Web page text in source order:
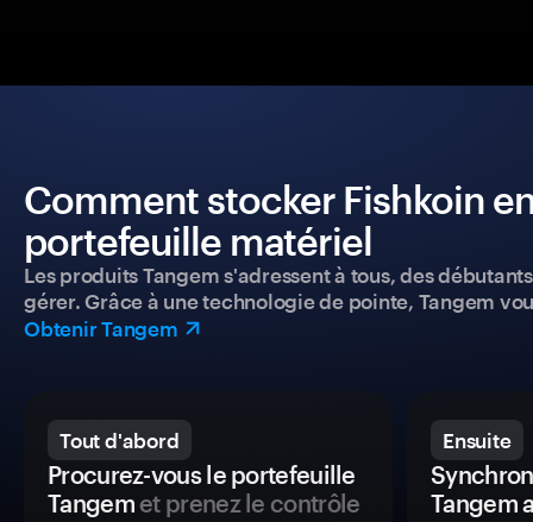
Comment stocker Fishkoin
portefeuille matériel
Les produits Tangem s'adressent à tous, des
gérer. Grâce à une technologie de pointe, Tangem
Obtenir Tangem
Tout d'abord
Procurez-vous le portefeuille
Tangemet prenez le contrôle
Ensuite
Tangem